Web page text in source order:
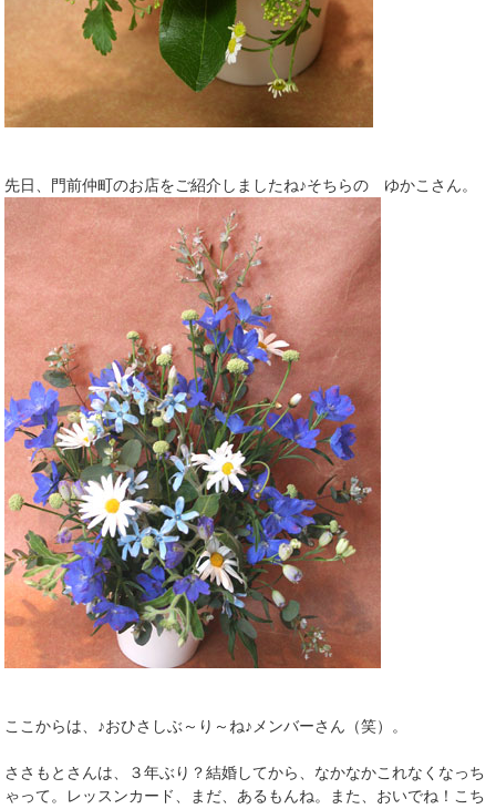
先日、門前仲町のお店をご紹介しましたね♪そちらの ゆかこさん。
ここからは、♪おひさしぶ～り～ね♪メンバーさん（笑）。
ささもとさんは、３年ぶり？結婚してから、なかなかこれなくなっち
ゃって。レッスンカード、まだ、あるもんね。また、おいでね！こち